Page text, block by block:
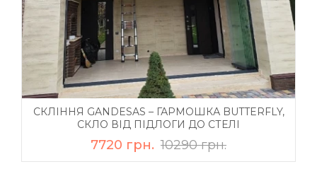
СКЛІННЯ GANDESAS – ГАРМОШКА BUTTERFLY,
СКЛО ВІД ПІДЛОГИ ДО СТЕЛІ
7720 грн. 10290 грн.